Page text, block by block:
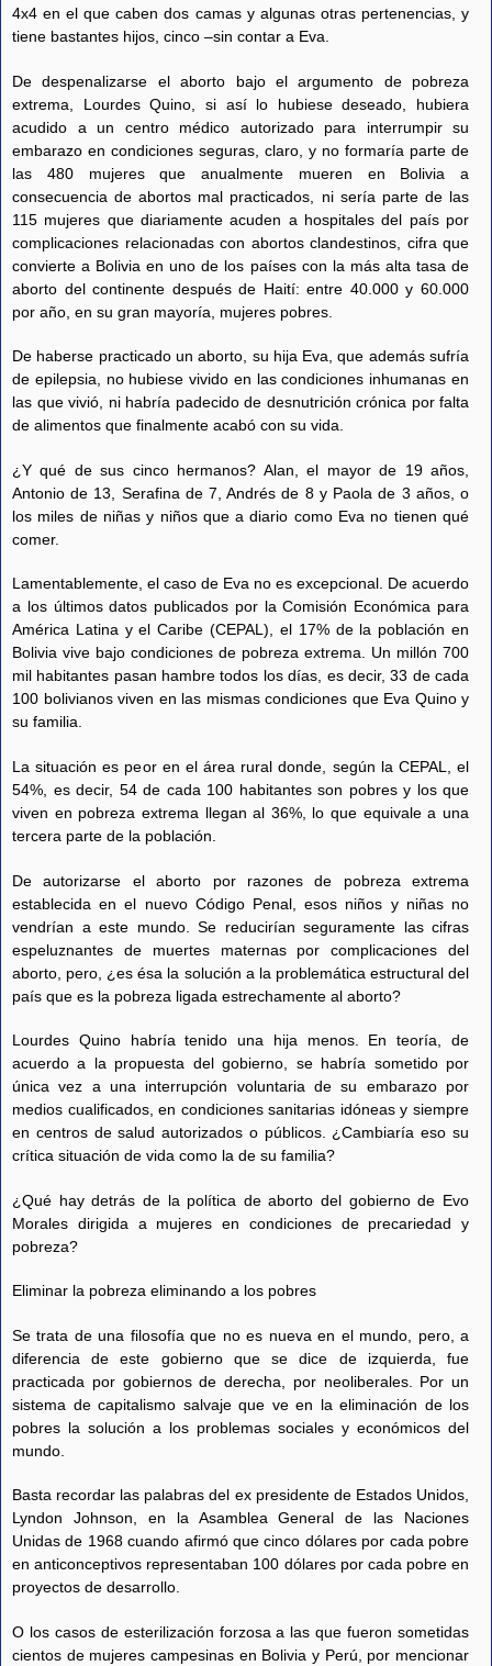
4x4 en el que caben dos camas y algunas otras pertenencias, y
tiene bastantes hijos, cinco –sin contar a Eva.
De despenalizarse el aborto bajo el argumento de pobreza
extrema, Lourdes Quino, si así lo hubiese deseado, hubiera
acudido a un centro médico autorizado para interrumpir su
embarazo en condiciones seguras, claro, y no formaría parte de
las 480 mujeres que anualmente mueren en Bolivia a
consecuencia de abortos mal practicados, ni sería parte de las
115 mujeres que diariamente acuden a hospitales del país por
complicaciones relacionadas con abortos clandestinos, cifra que
convierte a Bolivia en uno de los países con la más alta tasa de
aborto del continente después de Haití: entre 40.000 y 60.000
por año, en su gran mayoría, mujeres pobres.
De haberse practicado un aborto, su hija Eva, que además sufría
de epilepsia, no hubiese vivido en las condiciones inhumanas en
las que vivió, ni habría padecido de desnutrición crónica por falta
de alimentos que finalmente acabó con su vida.
¿Y qué de sus cinco hermanos? Alan, el mayor de 19 años,
Antonio de 13, Serafina de 7, Andrés de 8 y Paola de 3 años, o
los miles de niñas y niños que a diario como Eva no tienen qué
comer.
Lamentablemente, el caso de Eva no es excepcional. De acuerdo
a los últimos datos publicados por la Comisión Económica para
América Latina y el Caribe (CEPAL), el 17% de la población en
Bolivia vive bajo condiciones de pobreza extrema. Un millón 700
mil habitantes pasan hambre todos los días, es decir, 33 de cada
100 bolivianos viven en las mismas condiciones que Eva Quino y
su familia.
La situación es peor en el área rural donde, según la CEPAL, el
54%, es decir, 54 de cada 100 habitantes son pobres y los que
viven en pobreza extrema llegan al 36%, lo que equivale a una
tercera parte de la población.
De autorizarse el aborto por razones de pobreza extrema
establecida en el nuevo Código Penal, esos niños y niñas no
vendrían a este mundo. Se reducirían seguramente las cifras
espeluznantes de muertes maternas por complicaciones del
aborto, pero, ¿es ésa la solución a la problemática estructural del
país que es la pobreza ligada estrechamente al aborto?
Lourdes Quino habría tenido una hija menos. En teoría, de
acuerdo a la propuesta del gobierno, se habría sometido por
única vez a una interrupción voluntaria de su embarazo por
medios cualificados, en condiciones sanitarias idóneas y siempre
en centros de salud autorizados o públicos. ¿Cambiaría eso su
crítica situación de vida como la de su familia?
¿Qué hay detrás de la política de aborto del gobierno de Evo
Morales dirigida a mujeres en condiciones de precariedad y
pobreza?
Eliminar la pobreza eliminando a los pobres
Se trata de una filosofía que no es nueva en el mundo, pero, a
diferencia de este gobierno que se dice de izquierda, fue
practicada por gobiernos de derecha, por neoliberales. Por un
sistema de capitalismo salvaje que ve en la eliminación de los
pobres la solución a los problemas sociales y económicos del
mundo.
Basta recordar las palabras del ex presidente de Estados Unidos,
Lyndon Johnson, en la Asamblea General de las Naciones
Unidas de 1968 cuando afirmó que cinco dólares por cada pobre
en anticonceptivos representaban 100 dólares por cada pobre en
proyectos de desarrollo.
O los casos de esterilización forzosa a las que fueron sometidas
cientos de mujeres campesinas en Bolivia y Perú, por mencionar